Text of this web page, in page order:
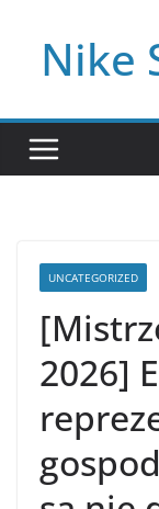
contentNike
UNCATEGORIZED
2026]